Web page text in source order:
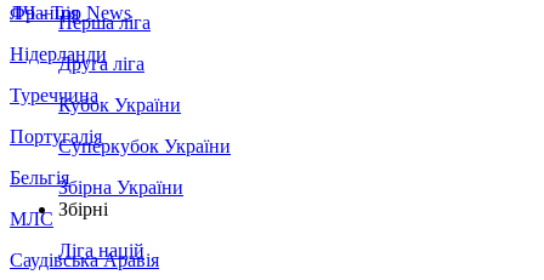
Франція
Нідерланди
Туреччина
Португалія
Бельгія
МЛС
Саудівська Аравія
ЛЧ - Top News
Перша ліга
Друга ліга
Кубок України
Суперкубок України
Збірна України
Збірні
Ліга націй